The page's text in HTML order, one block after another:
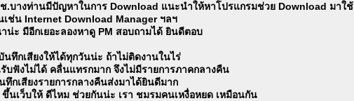
.บางท่านมีปัญหาในการ Download แนะนำให้หาโปรแกรมช่วย Download มาใช้
เช่น Internet Download Manager ฯลฯ
น่ะ มีอีกเยอะลองหาดู PM สอบถามได้ ยินดีตอบ
นทึกเสียงให้ได้ทุกวันน่ะ ถ้าไม่ติดงานในไร่
บฟังไม่ได้ คลื่นแทรกมาก จึงไม่มีรายการภาคกลางคืน
ทึกเสียงรายการกลางคืนส่งมาได้ยินดีมาก
นเว็บให้ ดีไหม ช่วยกันน่ะ เรา ชมรมคนเหงื่อหยด เหมือนกัน